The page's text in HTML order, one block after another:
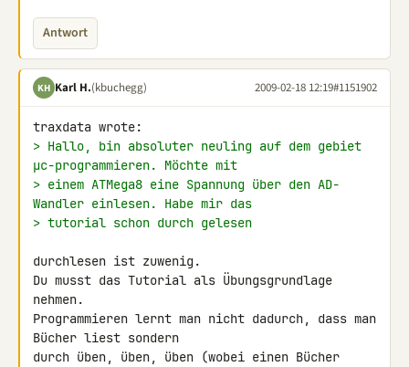
Antwort
KH Karl H.(kbuchegg) 2009-02-18 12:19#1151902
> Hallo, bin absoluter neuling auf dem gebiet
µc-programmieren. Möchte mit
> einem ATMega8 eine Spannung über den AD-
Wandler einlesen. Habe mir das
> tutorial schon durch gelesen
durchlesen ist zuwenig.
Du musst das Tutorial als Übungsgrundlage
nehmen.
Programmieren lernt man nicht dadurch, dass man
Bücher liest sondern
durch üben, üben, üben (wobei einen Bücher